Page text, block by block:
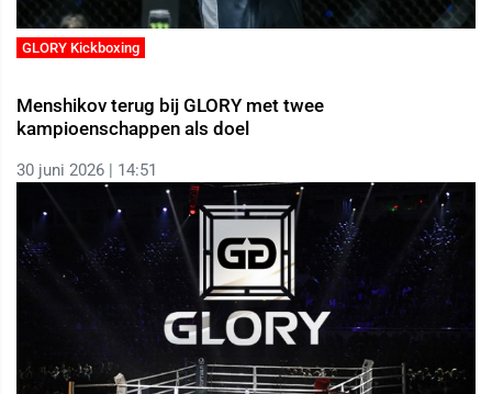
GLORY Kickboxing
Menshikov terug bij GLORY met twee
kampioenschappen als doel
30 juni 2026 | 14:51